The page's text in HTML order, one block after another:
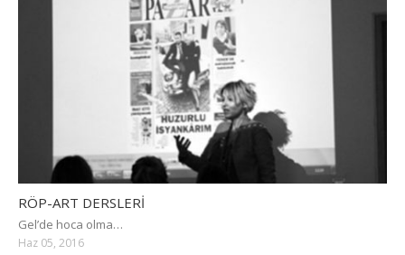
RÖP-ART DERSLERİ
Gel’de hoca olma…
Haz 05, 2016